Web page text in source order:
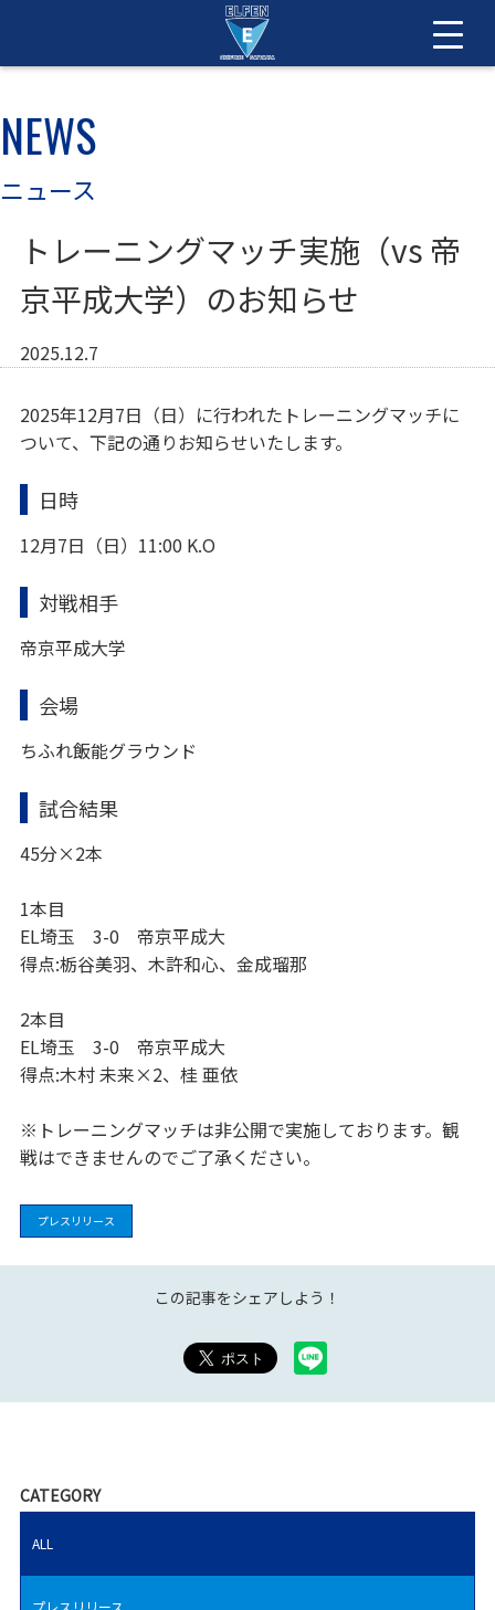
NEWS
ニュース
トレーニングマッチ実施（vs 帝
京平成大学）のお知らせ
2025.12.7
2025年12月7日（日）に行われたトレーニングマッチに
ついて、下記の通りお知らせいたします。
日時
12月7日（日）11:00 K.O
対戦相手
帝京平成大学
会場
ちふれ飯能グラウンド
試合結果
45分×2本
1本目
EL埼玉 3-0 帝京平成大
得点:栃谷美羽、木許和心、金成瑠那
2本目
EL埼玉 3-0 帝京平成大
得点:木村 未来×2、桂 亜依
※トレーニングマッチは非公開で実施しております。観
戦はできませんのでご了承ください。
プレスリリース
この記事をシェアしよう！
CATEGORY
ALL
プレスリリース